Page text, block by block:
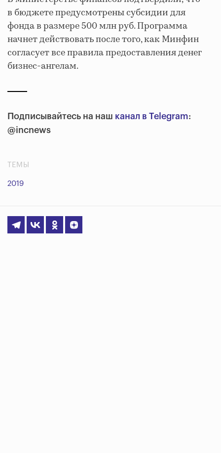
в бюджете предусмотрены субсидии для
фонда в размере 500 млн руб. Программа
начнет действовать после того, как Минфин
согласует все правила предоставления денег
бизнес-ангелам.
Подписывайтесь на наш канал в Telegram:
@incnews
ТЕМЫ
2019